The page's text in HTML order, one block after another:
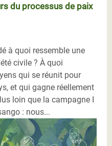
du processus de paix
à quoi ressemble une
civile ? À quoi
qui se réunit pour
et qui gagne réellement
loin que la campagne I
: nous...